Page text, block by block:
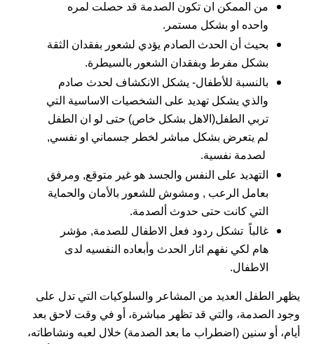
من الممكن ان تكون الصدمة قد حصلت لمره
واحده او بشكل مستمر.
بحيث أن الحدث الصادم يؤدي لشعور بفقدان الثقة
بشكل مفرط وبفقدان الشعور بالسيطرة.
بالنسبة للأطفال- يشكل الانكشاف لحدث صادم
والذي يشكل تهديد على الشخصيات الاساسية التي
تربي الطفل(الاهل بشكل خاص) حتى لو ان الطفل
لم يتعرض بشكل مباشر لخطر جسماني او نفسي,
لصدمة نفسية.
التهديد على النفس والجسد هو غير متوقع, ومرفق
بعامل الرعب , ومشوش للشعور بالأمان والحماية
التي كانت حتى حدوث ألصدمة.
غالباً تشكل ردود فعل الاطفال للصدمة, مؤشر
هام لكي نفهم اثار الحدث وأبعاده النفسيه لدى
الاطفال.
يظهر الطفل العديد من المشاعر والسلوكيات التي تدل على
وجود الصدمة، والتي قد تظهر مباشرة، أو في وقت لاحق بعد
أيام، أو سنين (اضطراب ما بعد الصدمة) خلال لعبه ونشاطاته،